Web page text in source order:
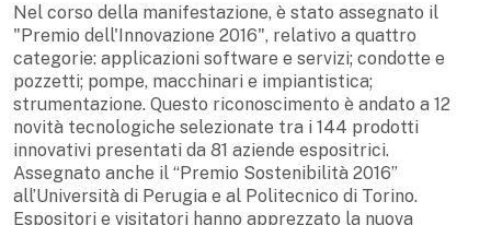
Nel corso della manifestazione, è stato assegnato il
"Premio dell'Innovazione 2016", relativo a quattro
categorie: applicazioni software e servizi; condotte e
pozzetti; pompe, macchinari e impiantistica;
strumentazione. Questo riconoscimento è andato a 12
novità tecnologiche selezionate tra i 144 prodotti
innovativi presentati da 81 aziende espositrici.
Assegnato anche il “Premio Sostenibilità 2016”
all’Università di Perugia e al Politecnico di Torino.
Espositori e visitatori hanno apprezzato la nuova